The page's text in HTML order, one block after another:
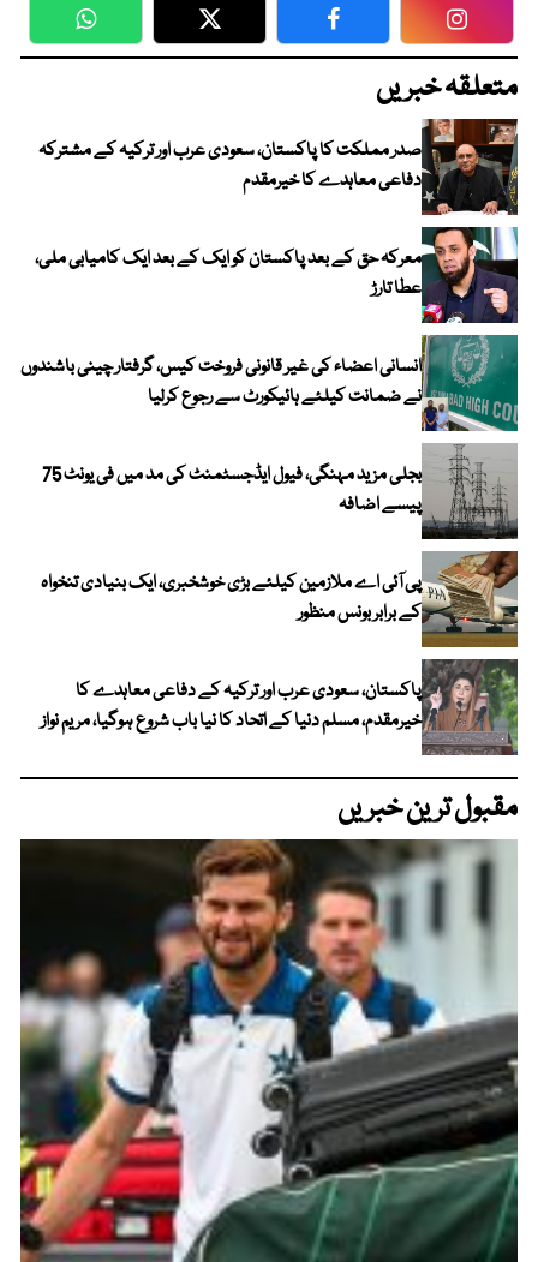
WhatsApp Twitter Facebook
متعلقہ خبریں
صدر مملکت کا پاکستان، سعودی عرب اور ترکیہ کے مشترکہ
دفاعی معاہدے کا خیرمقدم
معرکہ حق کے بعد پاکستان کو ایک کے بعد ایک کامیابی ملی،
عطا تارڑ
انسانی اعضاء کی غیر قانونی فروخت کیس، گرفتار چینی باشندوں
نے ضمانت کیلئے ہائیکورٹ سے رجوع کرلیا
بجلی مزید مہنگی، فیول ایڈجسٹمنٹ کی مد میں فی یونٹ 75
پیسے اضافہ
پی آئی اے ملازمین کیلئے بڑی خوشخبری، ایک بنیادی تنخواہ
کے برابر بونس منظور
پاکستان، سعودی عرب اور ترکیہ کے دفاعی معاہدے کا
خیرمقدم، مسلم دنیا کے اتحاد کا نیا باب شروع ہوگیا، مریم نواز
مقبول ترین خبریں